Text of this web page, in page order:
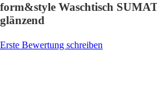
form&style Waschtisch
glänzend
Erste Bewertung schreiben